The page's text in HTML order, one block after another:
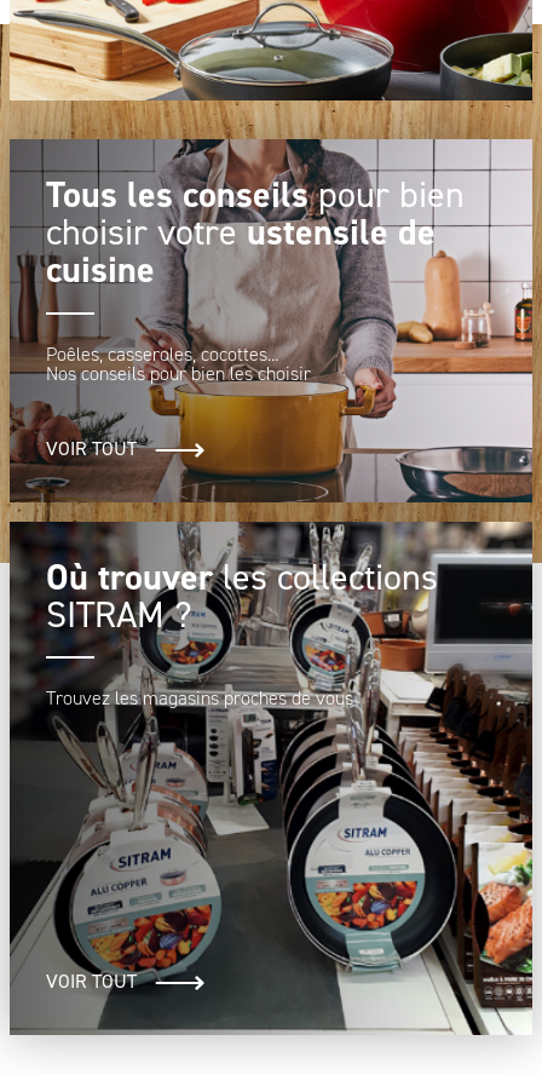
Tous les conseilspour bien
choisir votreustensile de
cuisine
Poêles, casseroles, cocottes...
Nos conseils pour bien les choisir
VOIR TOUT
Où trouverles collections
SITRAM ?
Trouvez les magasins proches de vous
VOIR TOUT